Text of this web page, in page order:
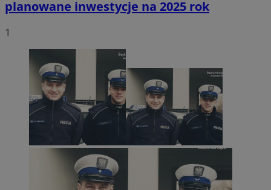
planowane inwestycje na 2025 rok
1